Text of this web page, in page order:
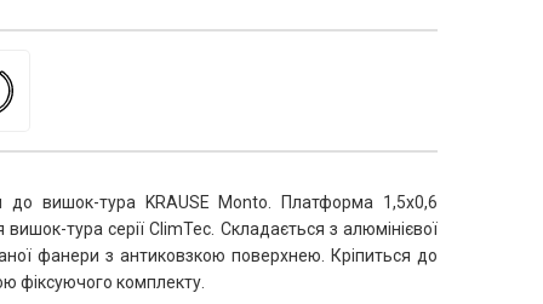
до вишок-тура KRAUSE Monto. Платформа 1,5x0,6
тура серії ClimTec. Складається з алюмінієвої
фанери з антиковзкою поверхнею. Кріпиться до
фіксуючого комплекту.